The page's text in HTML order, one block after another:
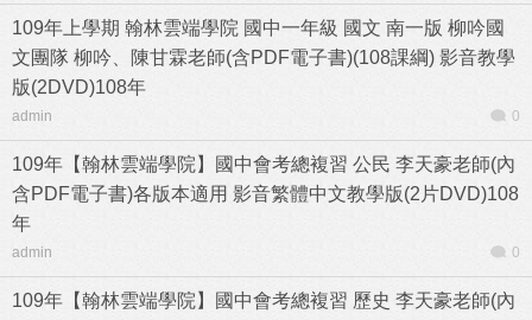
109年上學期 翰林雲端學院 國中一年級 國文 南一版 柳吟國
文團隊 柳吟、陳甘霖老師(含PDF電子書)(108課綱) 影音教學
版(2DVD)108年
admin 0
109年【翰林雲端學院】國中會考總複習 公民 李天豪老師(內
含PDF電子書)各版本適用 影音繁體中文教學版(2片DVD)108
年
admin 0
109年【翰林雲端學院】國中會考總複習 歷史 李天豪老師(內